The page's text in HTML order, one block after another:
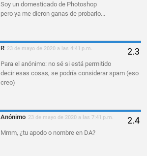
Soy un domesticado de Photoshop
pero ya me dieron ganas de probarlo...
R 23 de mayo de 2020 a las 4:41 p.m.
Para el anónimo: no sé si está permitido
decir esas cosas, se podría considerar spam (eso
creo)
Anónimo 23 de mayo de 2020 a las 7:41 p.m.
Mmm, ¿tu apodo o nombre en DA?